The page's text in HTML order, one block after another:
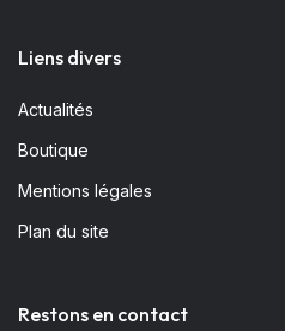
Liens divers
Actualités
Boutique
Mentions légales
Plan du site
Restons en contact